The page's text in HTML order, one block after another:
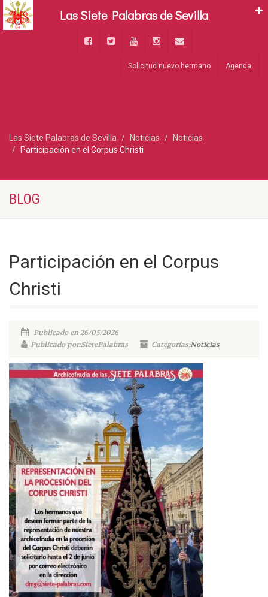
Solicitud nuevo hermano Agenda
Las Siete Palabras de Sevilla Noticias
Noticias
Participación en el Corpus Christi
BLOG
Participación en el Corpus
Christi
Publicado en 26/05/2026
Publicado por:SietePalabras
Categorías:Noticias
Las Siete Palabras de Sevilla